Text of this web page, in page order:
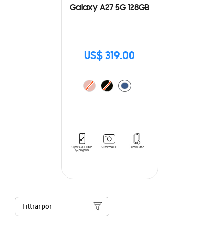
Galaxy A27 5G 128GB
US$ 319.00
Filtrar por